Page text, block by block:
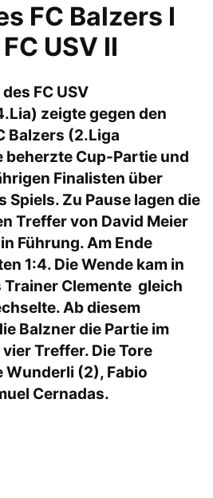
FC Balzers I
USV II
FC USV
zeigte gegen den
Balzers (2.Liga
beherzte Cup-Partie und
Finalisten über
Spiels. Zu Pause lagen die
Treffer von David Meier
Führung. Am Ende
1:4. Die Wende kam in
Trainer Clemente gleich
Ab diesem
Balzner die Partie im
Treffer. Die Tore
(2), Fabio
Cernadas.